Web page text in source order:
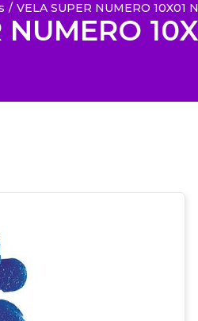
/ VELA SUPER NUMERO 10X01
NUMERO